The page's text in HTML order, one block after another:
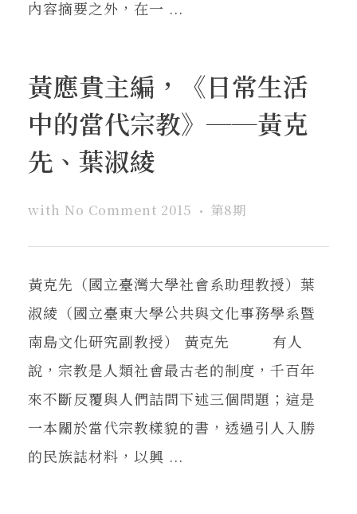
內容摘要之外，在一 ...
黃應貴主編，《日常生活
中的當代宗教》──黃克
先、葉淑綾
with No Comment 2015 第8期
黃克先（國立臺灣大學社會系助理教授）葉
淑綾（國立臺東大學公共與文化事務學系暨
南島文化研究副教授） 黃克先 有人
說，宗教是人類社會最古老的制度，千百年
來不斷反覆與人們詰問下述三個問題；這是
一本關於當代宗教樣貌的書，透過引人入勝
的民族誌材料，以興 ...